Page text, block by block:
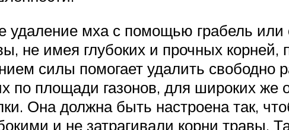
мха с помощью грабель или
не имея глубоких и прочных корней,
силы помогает удалить свободно
по площади газонов, для широких же
Она должна быть настроена так,
и не затрагивали корни травы.